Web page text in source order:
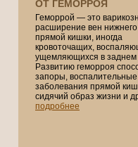
ОТ ГЕМОРРОЯ
Геморрой — это
расширение вен
прямой кишки, иногда
кровоточащих,
ущемляющихся в заднем
Развитию геморроя
запоры, воспалительные
заболевания прямой
сидячий образ жизни и
подробнее